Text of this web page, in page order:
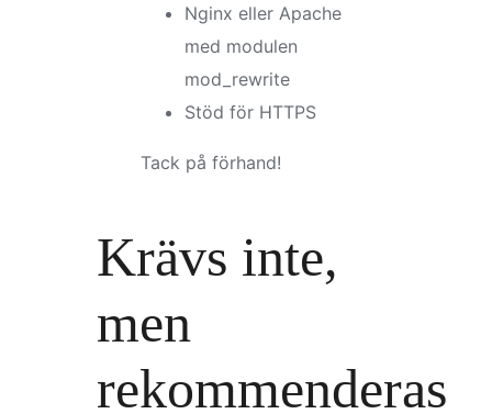
Nginx eller Apache
med modulen
mod_rewrite
Stöd för HTTPS
Tack på förhand!
Krävs inte,
men
rekommenderas